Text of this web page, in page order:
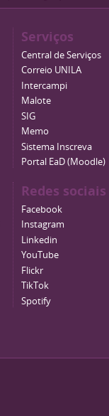
Serviços
Central de Serviços
Correio UNILA
Intercampi
Malote
SIG
Memo
Sistema Inscreva
Portal EaD (Moodle)
Redes sociais
Facebook
Instagram
Linkedin
YouTube
Flickr
TikTok
Spotify